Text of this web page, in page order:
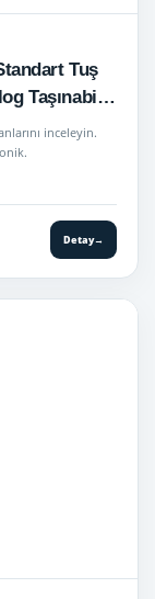
Taşınabilir
inceleyin.
Detay→